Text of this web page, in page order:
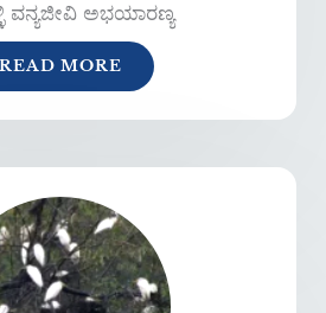
ವನ್ಯಜೀವಿ ಅಭಯಾರಣ್ಯ
READ MORE